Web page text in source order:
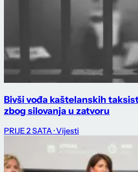
Bivši vođa kaštelanskih
zbog silovanja u zatvoru
PRIJE 2 SATA · Vijesti